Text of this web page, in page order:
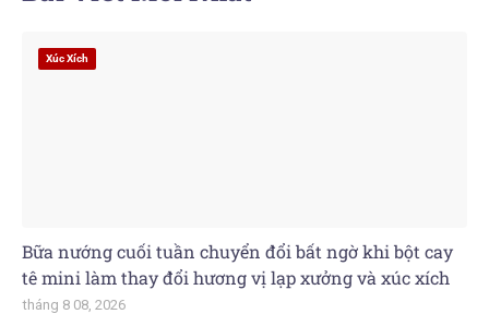
Xúc Xích
Bữa nướng cuối tuần chuyển đổi bất ngờ khi bột cay
tê mini làm thay đổi hương vị lạp xưởng và xúc xích
tháng 8 08, 2026